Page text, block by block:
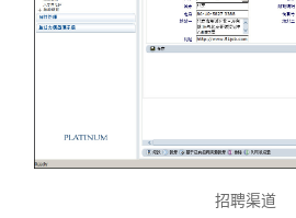
招聘渠道